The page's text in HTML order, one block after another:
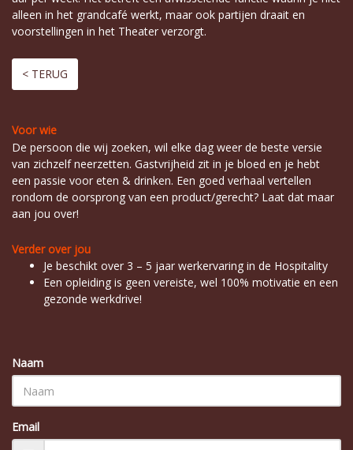
alleen in het grandcafé werkt, maar ook partijen draait en
voorstellingen in het Theater verzorgt.
< TERUG
Voor wie
De persoon die wij zoeken, wil elke dag weer de beste versie
van zichzelf neerzetten. Gastvrijheid zit in je bloed en je hebt
een passie voor eten & drinken. Een goed verhaal vertellen
rondom de oorsprong van een product/gerecht? Laat dat maar
aan jou over!
Verder over jou
Je beschikt over 3 – 5 jaar werkervaring in de Hospitality
Een opleiding is geen vereiste, wel 100% motivatie en een
gezonde werkdrive!
Naam
Email